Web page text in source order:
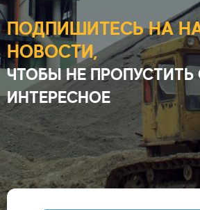
ПОДПИШИТЕСЬ НА
НОВОСТИ,
ЧТОБЫ НЕ
ИНТЕРЕСНОЕ